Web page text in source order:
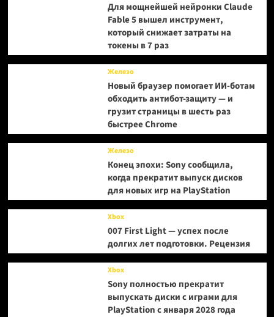
Для мощнейшей нейронки Claude
Fable 5 вышел инструмент,
который снижает затраты на
токены в 7 раз
Железо
Новый браузер помогает ИИ-ботам
обходить антибот-защиту — и
грузит страницы в шесть раз
быстрее Chrome
Железо
Конец эпохи: Sony сообщила,
когда прекратит выпуск дисков
для новых игр на PlayStation
Xbox
007 First Light — успех после
долгих лет подготовки. Рецензия
Xbox
Sony полностью прекратит
выпускать диски с играми для
PlayStation с января 2028 года